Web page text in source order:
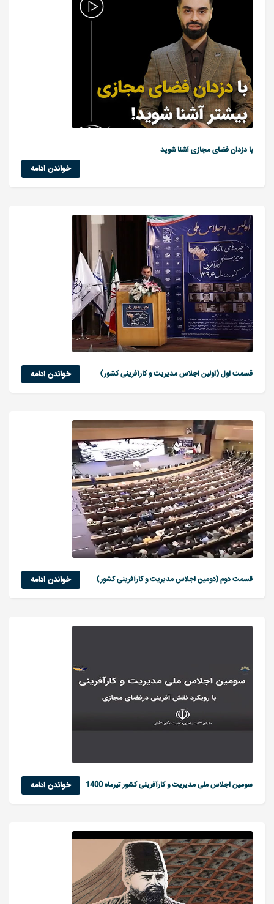
با دزدان فضای مجازی آشنا شوید
خواندن ادامه
قسمت اول (اولین اجلاس مدیریت و کارآفرینی کشور) خواندن ادامه
قسمت دوم (دومین اجلاس مدیریت و کارآفرینی کشور) خواندن ادامه
سومین اجلاس ملی مدیریت و کارآفرینی کشور تیرماه 1400 خواندن ادامه